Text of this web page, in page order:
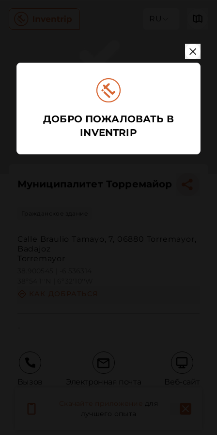
RU
Муниципалитет Торремайор
Гражданское здание
Calle Braulio Tamayo, 7, 06880 Torremayor,
Badajoz
Torremayor
Вызов Электронная почта Веб-сайт
Сообщить о проблеме
для
лучшего опыта
ДОБРО ПОЖАЛОВАТЬ В
INVENTRIP